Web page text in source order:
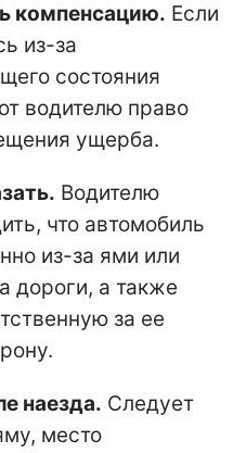
компенсацию. Если
из-за
состояния
водителю право
ущерба.
Водителю
что автомобиль
из-за ями или
дороги, а также
за ее
наезда. Следует
место